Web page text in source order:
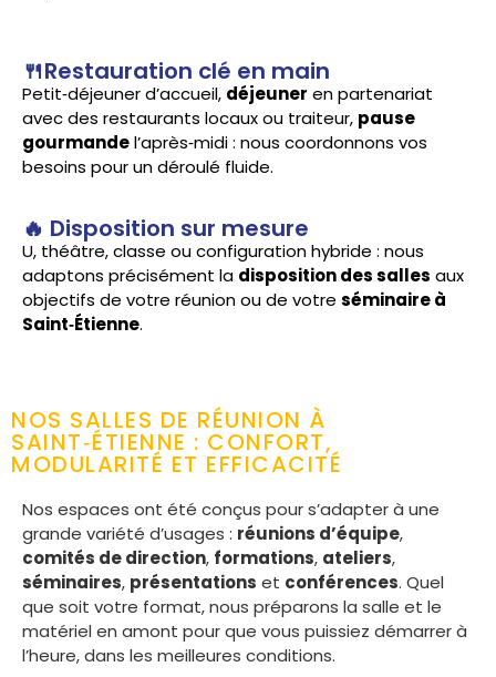
🍴Restauration clé en main
Petit‑déjeuner d’accueil, déjeuner en partenariat
avec des restaurants locaux ou traiteur, pause
gourmandel’après‑midi : nous coordonnons vos
besoins pour un déroulé fluide.
🔥 Disposition sur mesure
U, théâtre, classe ou configuration hybride : nous
adaptons précisément la disposition des salles aux
objectifs de votre réunion ou de votre séminaire à
Saint‑Étienne.
NOS SALLES DE RÉUNION À
SAINT‑ÉTIENNE : CONFORT,
MODULARITÉ ET EFFICACITÉ
Nos espaces ont été conçus pour s’adapter à une
grande variété d’usages : réunions d’équipe,
comités de direction, formations, ateliers,
séminaires, présentations et conférences. Quel
que soit votre format, nous préparons la salle et le
matériel en amont pour que vous puissiez démarrer à
l’heure, dans les meilleures conditions.